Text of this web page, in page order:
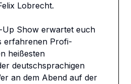
Lobrecht.
Up Show erwartet euch
erfahrenen Profi-
heißesten
deutschsprachigen
an dem Abend auf der